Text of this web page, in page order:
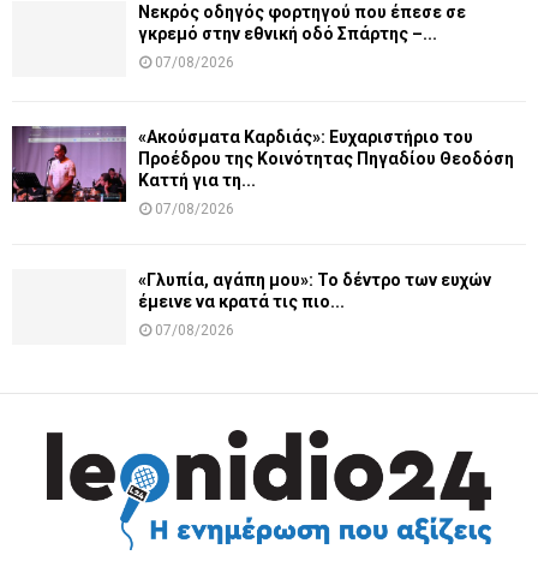
Νεκρός οδηγός φορτηγού που έπεσε σε
γκρεμό στην εθνική οδό Σπάρτης –...
07/08/2026
«Ακούσματα Καρδιάς»: Ευχαριστήριο του
Προέδρου της Κοινότητας Πηγαδίου Θεοδόση
Καττή για τη...
07/08/2026
«Γλυπία, αγάπη μου»: Το δέντρο των ευχών
έμεινε να κρατά τις πιο...
07/08/2026